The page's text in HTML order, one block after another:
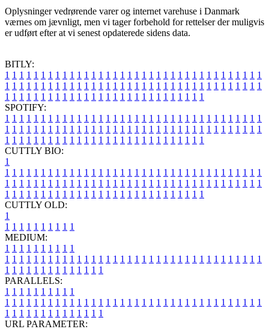
Oplysninger vedrørende varer og internet varehuse i Danmark
værnes om jævnligt, men vi tager forbehold for rettelser der muligvis
er udført efter at vi senest opdaterede sidens data.
BITLY:
1 1 1 1 1 1 1 1 1 1 1 1 1 1 1 1 1 1 1 1 1 1 1 1 1 1 1 1 1 1 1 1 1 1 1 1
1 1 1 1 1 1 1 1 1 1 1 1 1 1 1 1 1 1 1 1 1 1 1 1 1 1 1 1 1 1 1 1 1 1 1 1
1 1 1 1 1 1 1 1 1 1 1 1 1 1 1 1 1 1 1 1 1 1 1 1 1 1 1 1
SPOTIFY:
1 1 1 1 1 1 1 1 1 1 1 1 1 1 1 1 1 1 1 1 1 1 1 1 1 1 1 1 1 1 1 1 1 1 1 1
1 1 1 1 1 1 1 1 1 1 1 1 1 1 1 1 1 1 1 1 1 1 1 1 1 1 1 1 1 1 1 1 1 1 1 1
1 1 1 1 1 1 1 1 1 1 1 1 1 1 1 1 1 1 1 1 1 1 1 1 1 1 1 1
CUTTLY BIO:
1
1 1 1 1 1 1 1 1 1 1 1 1 1 1 1 1 1 1 1 1 1 1 1 1 1 1 1 1 1 1 1 1 1 1 1 1
1 1 1 1 1 1 1 1 1 1 1 1 1 1 1 1 1 1 1 1 1 1 1 1 1 1 1 1 1 1 1 1 1 1 1 1
1 1 1 1 1 1 1 1 1 1 1 1 1 1 1 1 1 1 1 1 1 1 1 1 1 1 1 1
CUTTLY OLD:
1
1 1 1 1 1 1 1 1 1 1
MEDIUM:
1 1 1 1 1 1 1 1 1 1
1 1 1 1 1 1 1 1 1 1 1 1 1 1 1 1 1 1 1 1 1 1 1 1 1 1 1 1 1 1 1 1 1 1 1 1
1 1 1 1 1 1 1 1 1 1 1 1 1 1
PARALLELS:
1 1 1 1 1 1 1 1 1 1
1 1 1 1 1 1 1 1 1 1 1 1 1 1 1 1 1 1 1 1 1 1 1 1 1 1 1 1 1 1 1 1 1 1 1 1
1 1 1 1 1 1 1 1 1 1 1 1 1 1
URL PARAMETER: